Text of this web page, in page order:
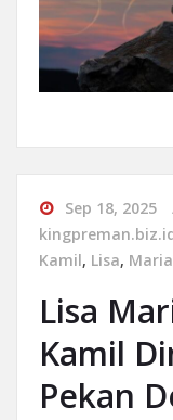
Sep 18, 2025
Kamil, Lisa,
Lisa
Kamil
Pekan